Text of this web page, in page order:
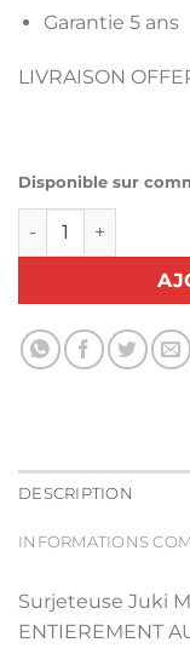
Garantie 5 ans
LIVRAISON
Disponible sur
quantité de
DESCRIPTION
INFORMATIONS
Surjeteuse Juki
ENTIEREMENT